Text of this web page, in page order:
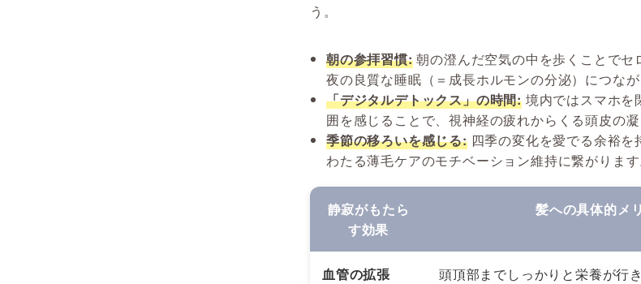
う。
朝の参拝習慣:朝の澄んだ空気の中を歩くことでセ
夜の良質な睡眠（＝成長ホルモンの分泌）につなが
「デジタルデトックス」の時間: 境内ではスマホを
囲を感じることで、視神経の疲れからくる頭皮の凝
季節の移ろいを感じる:四季の変化を愛でる余裕を
わたる薄毛ケアのモチベーション維持に繋がります
静寂がもたら
す効果
髪への具体的メ
血管の拡張 頭頂部までしっかりと栄養が行